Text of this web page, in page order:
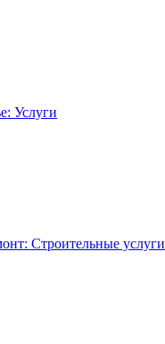
Услуги
Строительные услуги